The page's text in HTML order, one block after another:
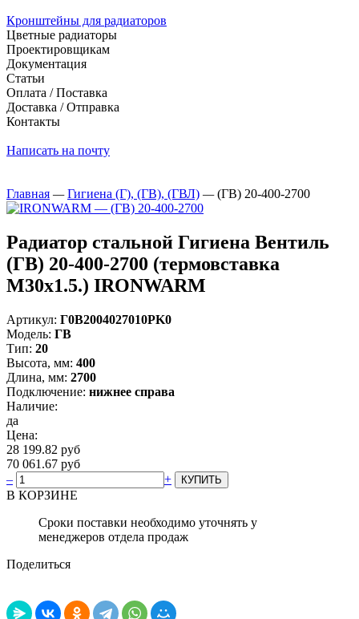
Кронштейны для радиаторов
Цветные радиаторы
Проектировщикам
Документация
Статьи
Оплата / Поставка
Доставка / Отправка
Контакты
Написать на почту
Главная — Гигиена (Г), (ГВ), (ГВЛ) — (ГВ) 20-400-2700
Радиатор стальной Гигиена Вентиль
(ГВ) 20-400-2700 (термовставка
М30х1.5.) IRONWARM
Артикул: Г0В2004027010PK0
Модель: ГВ
Тип: 20
Высота, мм: 400
Длина, мм: 2700
Подключение: нижнее справа
Наличие:
да
Цена:
28 199.82 руб
70 061.67 руб
–
+
В КОРЗИНЕ
Сроки поставки необходимо уточнять у
менеджеров отдела продаж
Поделиться